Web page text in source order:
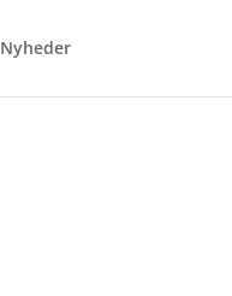
Nyheder